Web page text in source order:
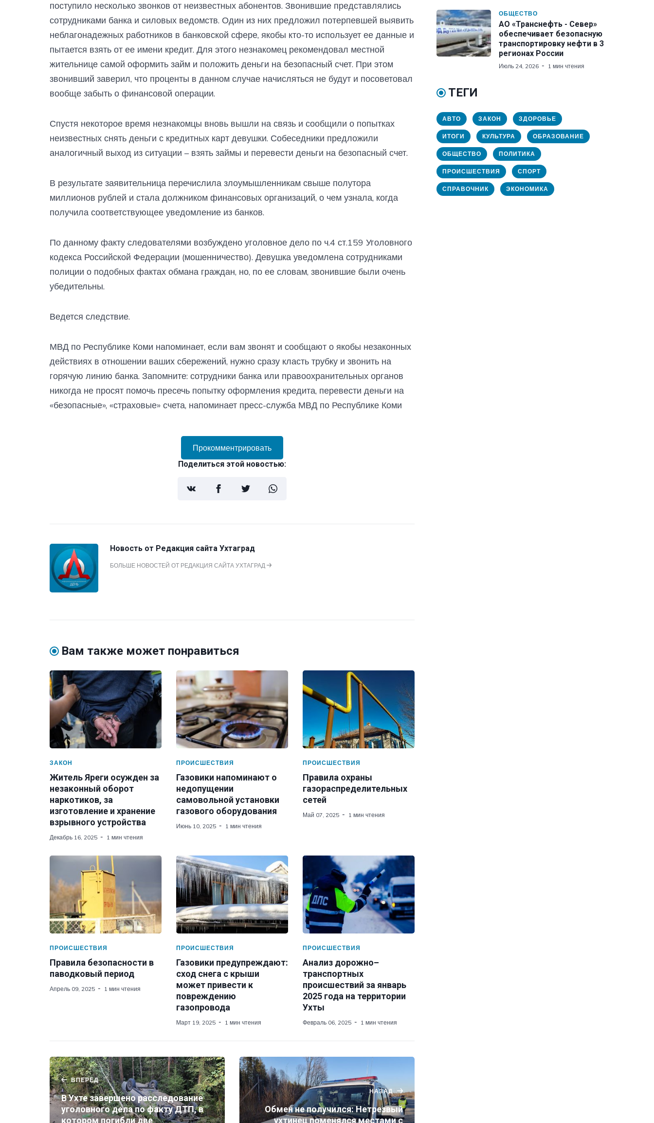
поступило несколько звонков от неизвестных абонентов. Звонившие представлялись
сотрудниками банка и силовых ведомств. Один из них предложил потерпевшей выявить
неблагонадежных работников в банковской сфере, якобы кто-то использует ее данные и
пытается взять от ее имени кредит. Для этого незнакомец рекомендовал местной
жительнице самой оформить займ и положить деньги на безопасный счет. При этом
звонивший заверил, что проценты в данном случае начисляться не будут и посоветовал
вообще забыть о финансовой операции.
Спустя некоторое время незнакомцы вновь вышли на связь и сообщили о попытках
неизвестных снять деньги с кредитных карт девушки. Собеседники предложили
аналогичный выход из ситуации – взять займы и перевести деньги на безопасный счет.
В результате заявительница перечислила злоумышленникам свыше полутора
миллионов рублей и стала должником финансовых организаций, о чем узнала, когда
получила соответствующее уведомление из банков.
По данному факту следователями возбуждено уголовное дело по ч.4 ст.159 Уголовного
кодекса Российской Федерации (мошенничество). Девушка уведомлена сотрудниками
полиции о подобных фактах обмана граждан, но, по ее словам, звонившие были очень
убедительны.
Ведется следствие.
МВД по Республике Коми напоминает, если вам звонят и сообщают о якобы незаконных
действиях в отношении ваших сбережений, нужно сразу класть трубку и звонить на
горячую линию банка. Запомните: сотрудники банка или правоохранительных органов
никогда не просят помочь пресечь попытку оформления кредита, перевести деньги на
«безопасные», «страховые» счета, напоминает пресс-служба МВД по Республике Коми
Прокомментрировать
Поделиться этой новостью:
Новость от Редакция сайта Ухтаград
БОЛЬШЕ НОВОСТЕЙ ОТ РЕДАКЦИЯ САЙТА УХТАГРАД
Вам также может понравиться
ЗАКОН
Житель Яреги осужден за
незаконный оборот
наркотиков, за
изготовление и хранение
взрывного устройства
Декабрь 16, 2025 1 мин чтения
ПРОИСШЕСТВИЯ
Газовики напоминают о
недопущении
самовольной установки
газового оборудования
Июнь 10, 2025 1 мин чтения
ПРОИСШЕСТВИЯ
Правила охраны
газораспределительных
сетей
Май 07, 2025 1 мин чтения
ПРОИСШЕСТВИЯ
Правила безопасности в
паводковый период
Апрель 09, 2025 1 мин чтения
ПРОИСШЕСТВИЯ
Газовики предупреждают:
сход снега с крыши
может привести к
повреждению
газопровода
Март 19, 2025 1 мин чтения
ПРОИСШЕСТВИЯ
Анализ дорожно–
транспортных
происшествий за январь
2025 года на территории
Ухты
Февраль 06, 2025 1 мин чтения
ВПЕРЕД
В Ухте завершено расследование
уголовного дела по факту ДТП, в
котором погибли две
НАЗАД
Обмен не получился: Нетрезвый
ухтинец поменялся местами с
ОБЩЕСТВО
АО «Транснефть - Север»
обеспечивает безопасную
транспортировку нефти в 3
регионах России
Июль 24, 2026 1 мин чтения
ТЕГИ
АВТО ЗАКОН ЗДОРОВЬЕ
ИТОГИ КУЛЬТУРА ОБРАЗОВАНИЕ
ОБЩЕСТВО ПОЛИТИКА
ПРОИСШЕСТВИЯ СПОРТ
СПРАВОЧНИК ЭКОНОМИКА